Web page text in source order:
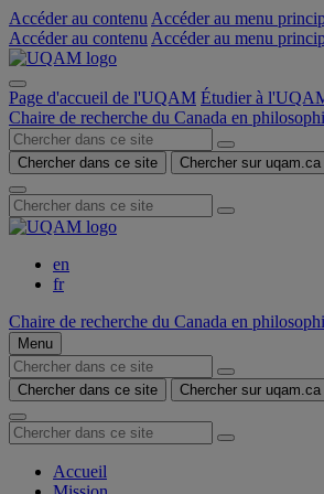
Accéder au contenu Accéder au menu
Accéder au contenu Accéder au menu
Page d'accueil de l'UQAM Étudier à
Chaire de recherche du Canada en
Chercher dans ce site Chercher sur uqam.ca
en
fr
Chaire de recherche du Canada en
Menu
Chercher dans ce site Chercher sur uqam.ca
Accueil